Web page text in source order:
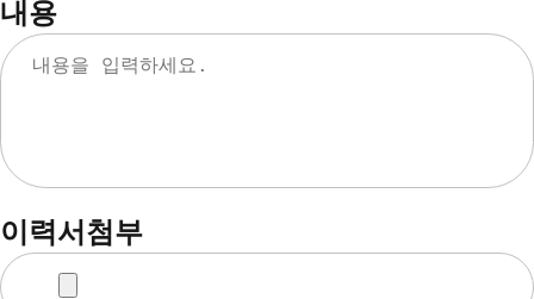
내용
이력서첨부